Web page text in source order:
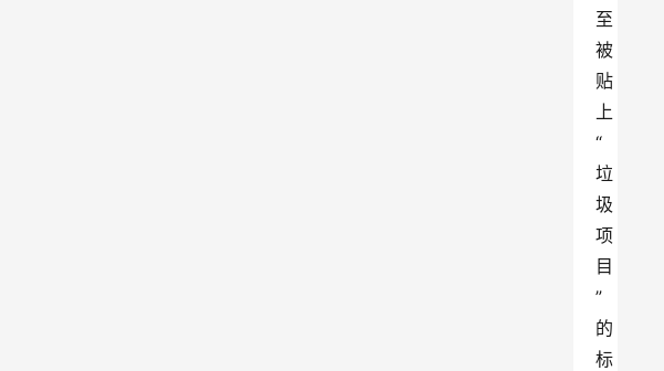
至
被
贴
上
“
垃
圾
项
目
”
的
标